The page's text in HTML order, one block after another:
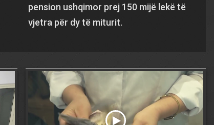
pension ushqimor prej 150 mijë lekë të
vjetra për dy të miturit.